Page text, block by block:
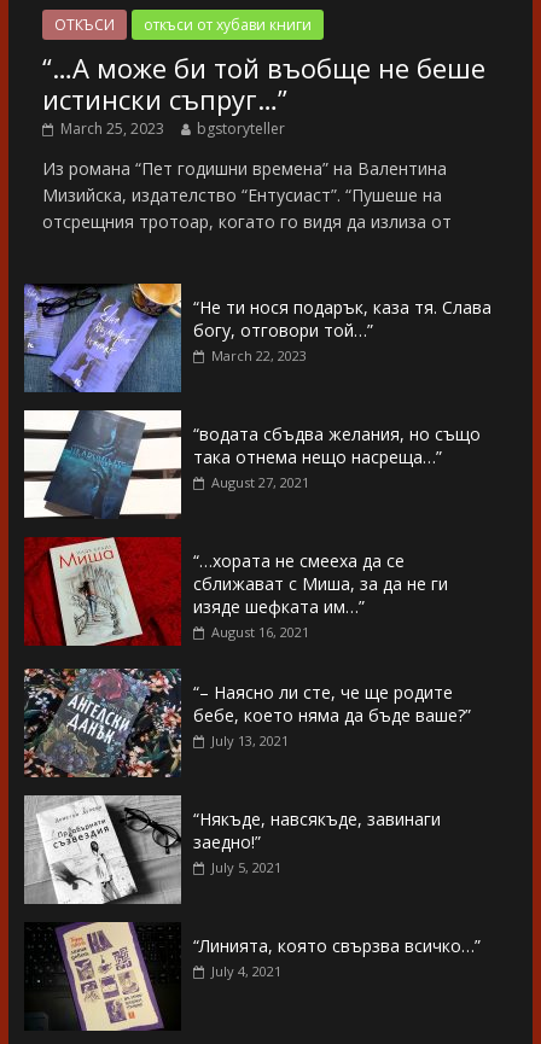
ОТКЪСИ откъси от хубави книги
“…А може би той въобще не беше
истински съпруг…”
March 25, 2023 bgstoryteller
Из романа “Пет годишни времена” на Валентина
Мизийска, издателство “Ентусиаст”. “Пушеше на
отсрещния тротоар, когато го видя да излиза от
“Не ти нося подарък, каза тя. Слава
богу, отговори той…”
March 22, 2023
“водата сбъдва желания, но също
така отнема нещо насреща…”
August 27, 2021
“…хората не смееха да се
сближават с Миша, за да не ги
изяде шефката им…”
August 16, 2021
“– Наясно ли сте, че ще родите
бебе, което няма да бъде ваше?”
July 13, 2021
“Някъде, навсякъде, завинаги
заедно!”
July 5, 2021
“Линията, която свързва всичко…”
July 4, 2021